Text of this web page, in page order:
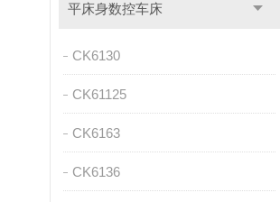
平床身数控车床
CK6130
CK61125
CK6163
CK6136